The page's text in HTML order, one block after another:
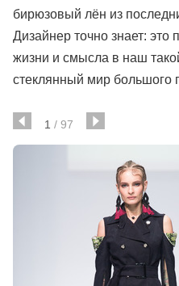
бирюзовый лён из
Дизайнер точно знает: это
жизни и смысла в наш
стеклянный мир большого
1 / 97